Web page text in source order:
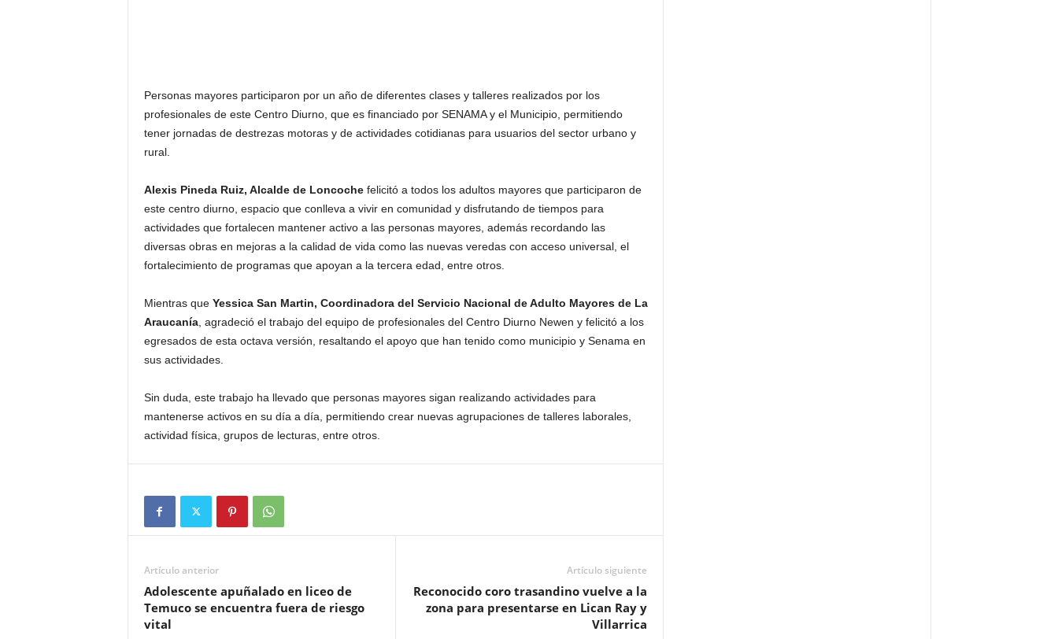
Personas mayores participaron por un año de diferentes clases y talleres realizados por los
profesionales de este Centro Diurno, que es financiado por SENAMA y el Municipio, permitiendo
tener jornadas de destrezas motoras y de actividades cotidianas para usuarios del sector urbano y
rural.
Alexis Pineda Ruiz, Alcalde de Loncochefelicitó a todos los adultos mayores que participaron de
este centro diurno, espacio que conlleva a vivir en comunidad y disfrutando de tiempos para
actividades que fortalecen mantener activo a las personas mayores, además recordando las
diversas obras en mejoras a la calidad de vida como las nuevas veredas con acceso universal, el
fortalecimiento de programas que apoyan a la tercera edad, entre otros.
Mientras que Yessica San Martin, Coordinadora del Servicio Nacional de Adulto Mayores de La
Araucanía, agradeció el trabajo del equipo de profesionales del Centro Diurno Newen y felicitó a los
egresados de esta octava versión, resaltando el apoyo que han tenido como municipio y Senama en
sus actividades.
Sin duda, este trabajo ha llevado que personas mayores sigan realizando actividades para
mantenerse activos en su día a día, permitiendo crear nuevas agrupaciones de talleres laborales,
actividad física, grupos de lecturas, entre otros.
Artículo anterior
Adolescente apuñalado en liceo de
Temuco se encuentra fuera de riesgo
vital
Artículo siguiente
Reconocido coro trasandino vuelve a la
zona para presentarse en Lican Ray y
Villarrica